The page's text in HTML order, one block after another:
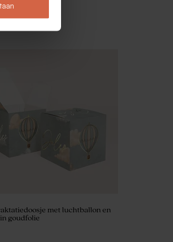
amandelbonen eucalyptus 1kg
stuks)
met luchtballon en
goudfolie